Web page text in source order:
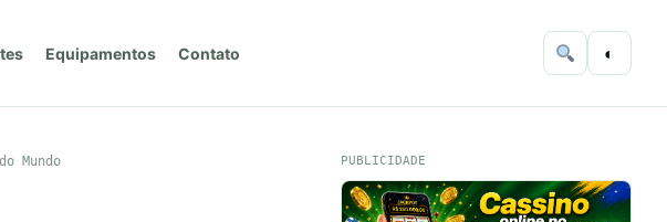
Equipamentos Contato ◐
Mundo PUBLICIDADE